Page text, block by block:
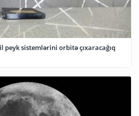
peyk sistemlərini orbitə çıxaracağıq